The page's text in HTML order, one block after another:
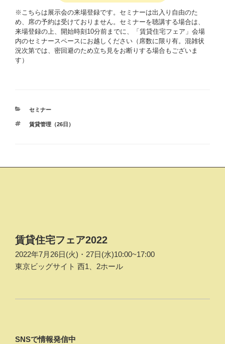
※こちらは展示会の来場登録です。セミナーは出入り自由のた
め、席の予約は受けておりません。セミナーを聴講する場合は、
来場登録の上、開始時刻10分前までに、「賃貸住宅フェア」会場
内のセミナースペースにお越しください（席数に限り有。混雑状
況次第では、密回避のため立ち見をお断りする場合もございま
す）
カ
ゴ
セミナー
タ
賃貸管理（26日）
ー
シ
ョ
賃貸住宅フェア2022
2022年7月26日(火)・27日(水)10:00~17:00
東京ビッグサイト 西1、2ホール
SNSで情報発信中